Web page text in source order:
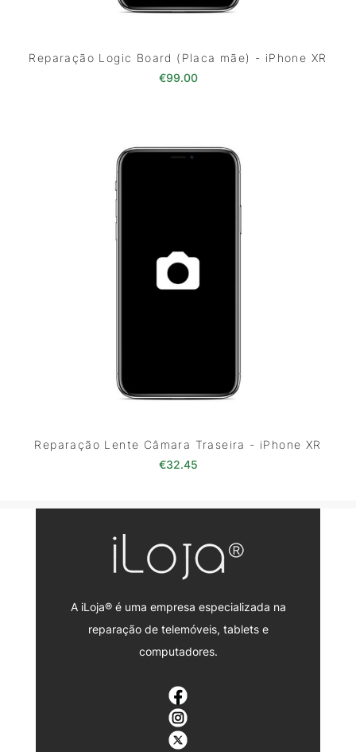
Reparação Logic Board (Placa mãe) - iPhone XR
€99.00
Reparação Lente Câmara Traseira - iPhone XR
€32.45
A iLoja® é uma empresa especializada na
reparação de telemóveis, tablets e
computadores.